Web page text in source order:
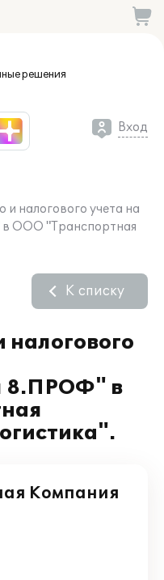
решения
Вход
и налогового учета на
в ООО "Транспортная
налогового
8.ПРОФ" в
К списку
Компания